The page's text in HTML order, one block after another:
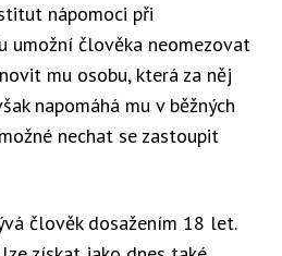
nápomoci při
umožní člověka neomezovat
mu osobu, která za něj
napomáhá mu v běžných
nechat se zastoupit
člověk dosažením 18 let.